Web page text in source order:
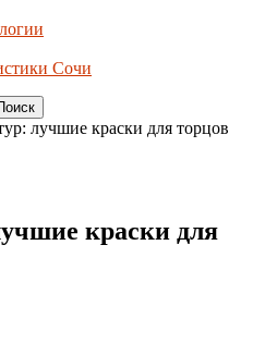
Сочи
лучшие краски для торцов
краски для